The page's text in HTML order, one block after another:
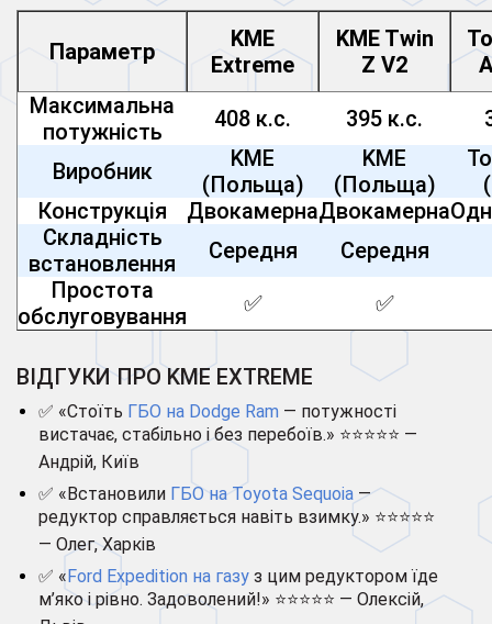
Параметр
KME
Extreme
KME Twin
Z V2
Максимальна
потужність
408 к.с. 395 к.с.
Виробник
KME
(Польща)
KME
(Польща)
Конструкція
ДвокамернаДвокамерна
Складність
встановлення
Середня Середня
Простота
обслуговування
✅ ✅
ВІДГУКИ ПРО KME EXTREME
✅ «Стоїть ГБО на Dodge Ram — потужності
вистачає, стабільно і без перебоїв.» ⭐⭐⭐⭐⭐ —
Андрій, Київ
✅ «Встановили ГБО на Toyota Sequoia —
редуктор справляється навіть взимку.» ⭐⭐⭐⭐⭐
— Олег, Харків
✅ «Ford Expedition на газу з цим редуктором їде
м’яко і рівно. Задоволений!» ⭐⭐⭐⭐⭐ — Олексій,